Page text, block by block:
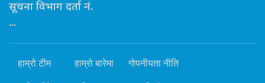
सूचना विभाग दर्ता नं.
...
हाम्रो टीम हाम्रो बारेमा गोपनीयता नीति